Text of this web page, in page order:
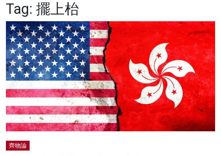
健康
商業
科技
影片
名家榜
灼見活動
關於我們
Tag: 擺上枱
齊物論